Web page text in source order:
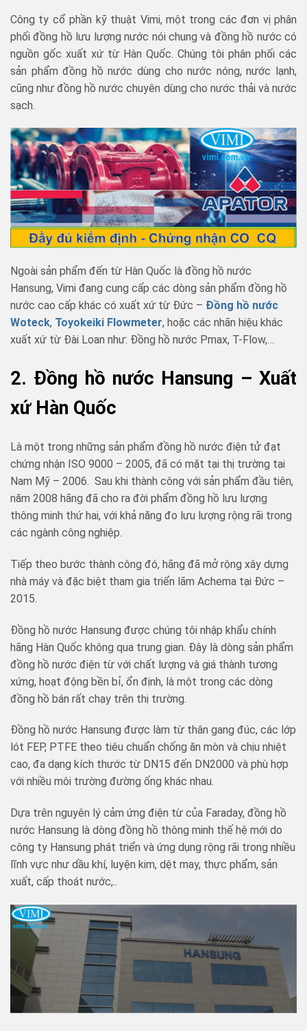
Công ty cổ phần kỹ thuật Vimi, một trong các đơn vị phân
phối đồng hồ lưu lượng nước nói chung và đồng hồ nước có
nguồn gốc xuất xứ từ Hàn Quốc. Chúng tôi phân phối các
sản phẩm đồng hồ nước dùng cho nước nóng, nước lạnh,
cũng như đồng hồ nước chuyên dùng cho nước thải và nước
sạch.
Ngoài sản phẩm đến từ Hàn Quốc là đồng hồ nước
Hansung, Vimi đang cung cấp các dòng sản phẩm đồng hồ
nước cao cấp khác có xuất xứ từ Đức – Đồng hồ nước
Woteck, Toyokeiki Flowmeter, hoặc các nhãn hiệu khác
xuất xứ từ Đài Loan như: Đồng hồ nước Pmax, T-Flow,…
2. Đồng hồ nước Hansung – Xuất
xứ Hàn Quốc
Là một trong những sản phẩm đồng hồ nước điện tử đạt
chứng nhận ISO 9000 – 2005, đã có mặt tại thị trường tại
Nam Mỹ – 2006. Sau khi thành công với sản phẩm đầu tiên,
năm 2008 hãng đã cho ra đời phẩm đồng hồ lưu lượng
thông minh thứ hai, với khả năng đo lưu lượng rộng rãi trong
các ngành công nghiệp.
Tiếp theo bước thành công đó, hãng đã mở rộng xây dựng
nhà máy và đặc biệt tham gia triển lãm Achema tại Đức –
2015.
Đồng hồ nước Hansung được chúng tôi nhập khẩu chính
hãng Hàn Quốc không qua trung gian. Đây là dòng sản phẩm
đồng hồ nước điện từ với chất lượng và giá thành tương
xứng, hoạt động bền bỉ, ổn định, là một trong các dòng
đồng hồ bán rất chạy trên thị trường.
Đồng hồ nước Hansung được làm từ thân gang đúc, các lớp
lót FEP, PTFE theo tiêu chuẩn chống ăn mòn và chịu nhiệt
cao, đa dạng kích thước từ DN15 đến DN2000 và phù hợp
với nhiều môi trường đường ống khác nhau.
Dựa trên nguyên lý cảm ứng điện từ của Faraday, đồng hồ
nước Hansung là dòng đồng hồ thông minh thế hệ mới do
công ty Hansung phát triển và ứng dụng rộng rãi trong nhiều
lĩnh vực như dầu khí, luyện kim, dệt may, thực phẩm, sản
xuất, cấp thoát nước,..